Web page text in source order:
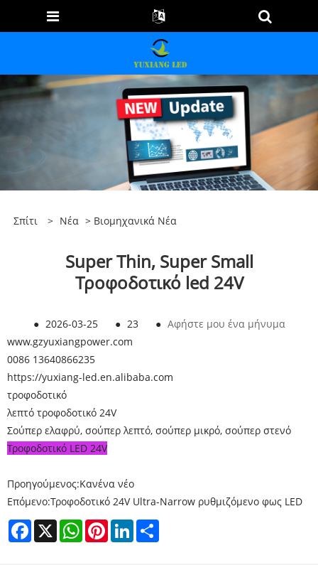
Σπίτι > Νέα > Βιομηχανικά Νέα
Super Thin, Super Small
Τροφοδοτικό led 24V
● 2026-03-25 ● 23 ● Αφήστε μου ένα μήνυμα
www.gzyuxiangpower.com
0086 13640866235
https://yuxiang-led.en.alibaba.com
τροφοδοτικό
λεπτό τροφοδοτικό 24V
Σούπερ ελαφρύ, σούπερ λεπτό, σούπερ μικρό, σούπερ στενό
Τροφοδοτικό LED 24V
Προηγούμενος:Κανένα νέο
Επόμενο:Τροφοδοτικό 24V Ultra-Narrow ρυθμιζόμενο φως LED
Facebook
X WhatsAppPinterestLinkedIn